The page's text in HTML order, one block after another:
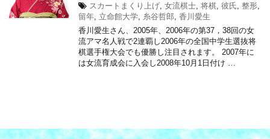
スカートまくり上げ 女流棋士 将棋 彼氏 整形
留年 立命館大学 糸谷哲郎 香川愛生
香川愛生さん、2005年、2006年の第37，38回の女
流アマ名人戦で2連覇し2006年の全国中学生選抜将
棋選手権大会でも優勝し注目されます。 2007年に
は女流育成会に入会し2008年10月1日付け …